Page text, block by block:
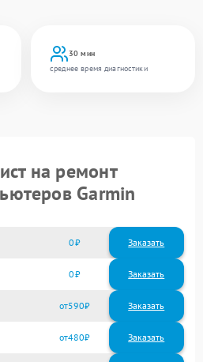
30 мин
среднее время диагностики
на ремонт
Garmin
0 Заказать
0 Заказать
590
480